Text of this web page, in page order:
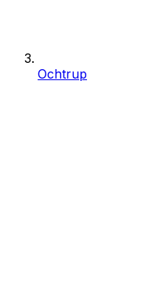
Ochtrup